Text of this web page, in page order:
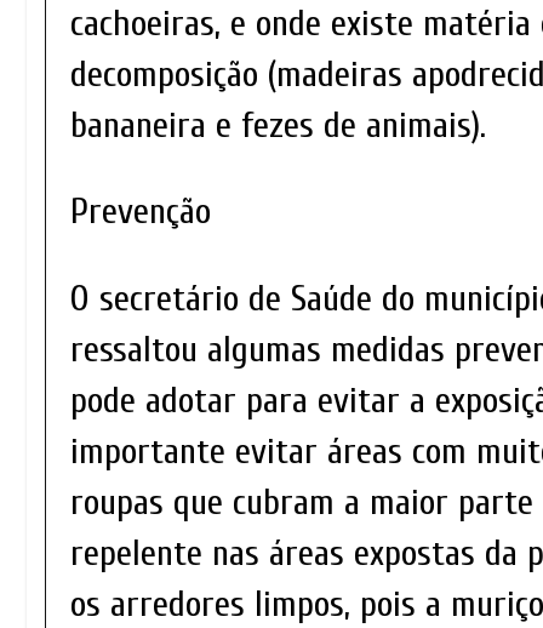
cachoeiras, e onde existe matéria
decomposição (madeiras
bananeira e fezes de animais).
Prevenção
O secretário de Saúde do
ressaltou algumas medidas
pode adotar para evitar a
importante evitar áreas com
roupas que cubram a maior
repelente nas áreas expostas da
os arredores limpos, pois a